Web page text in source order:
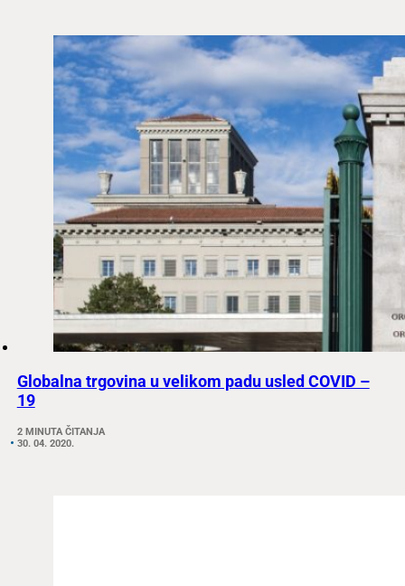
Globalna trgovina u velikom padu usled COVID –
19
2 MINUTA ČITANJA
30. 04. 2020.